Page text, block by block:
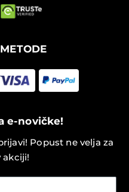
e-novičke!
Popust ne velja za
akciji!